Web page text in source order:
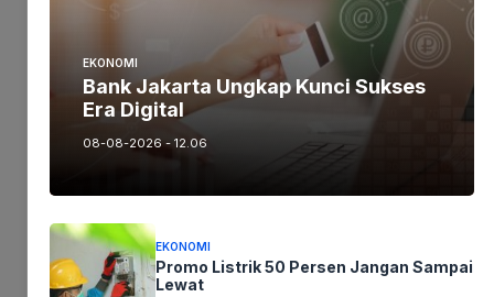
Dirut PLN Pastikan 1.299 SPKLU Jalur
Mudik Lebaran 2024 Siaga
April 9, 2024
4:15 am
EKONOMI
Bank Jakarta Ungkap Kunci Sukses
Era Digital
08-08-2026 - 12.06
EKONOMI
Promo Listrik 50 Persen Jangan Sampai
Lewat